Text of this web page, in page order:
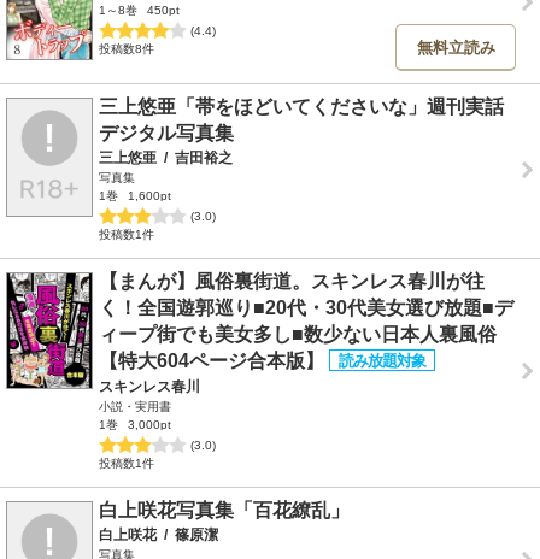
1～8巻
450pt
(4.4)
投稿数8件
無料立読み
三上悠亜「帯をほどいてくださいな」週刊実話
デジタル写真集
三上悠亜 / 吉田裕之
写真集
1巻
1,600pt
(3.0)
投稿数1件
【まんが】風俗裏街道。スキンレス春川が往
く！全国遊郭巡り■20代・30代美女選び放題■デ
ィープ街でも美女多し■数少ない日本人裏風俗
【特大604ページ合本版】
スキンレス春川
小説・実用書
1巻
3,000pt
(3.0)
投稿数1件
白上咲花写真集「百花繚乱」
白上咲花 / 篠原潔
写真集